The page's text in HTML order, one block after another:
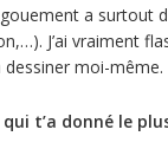
a surtout
J’ai vraiment
moi-même.
qui t’a donné le